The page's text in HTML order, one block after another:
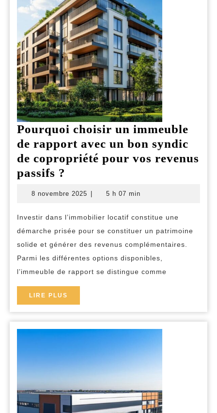
Pourquoi choisir un immeuble
de rapport avec un bon syndic
de copropriété pour vos revenus
passifs ?
immeuble
de
rapport
avec
un
bon
syndic
de
copropriété
vos
revenus
passifs
?
8 novembre 2025 8
5 h 07 min
Investir dans l’immobilier locatif constitue une
démarche prisée pour se constituer un patrimoine
solide et générer des revenus complémentaires.
Parmi les différentes options disponibles,
l’immeuble de rapport se distingue comme
LIRE PLUS
PLUS